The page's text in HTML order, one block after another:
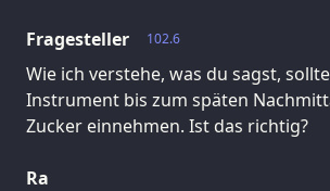
102.6
Fragesteller
Wie ich verstehe, was du sagst,
Instrument bis zum späten
Zucker einnehmen. Ist das richtig?
Ra